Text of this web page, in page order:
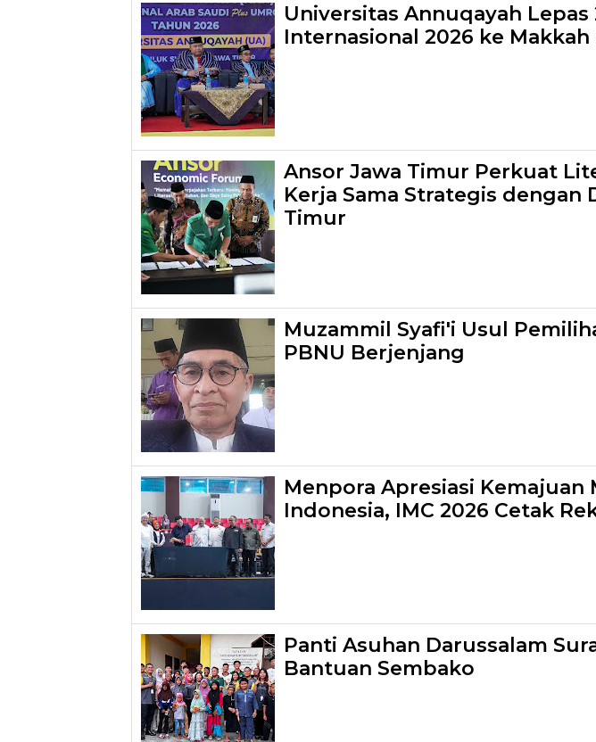
Universitas Annuqayah Lepas
Internasional 2026 ke
Ansor Jawa Timur Perkuat
Kerja Sama Strategis dengan
Timur
Muzammil Syafi'i Usul
PBNU Berjenjang
Menpora Apresiasi Kemajuan
Indonesia, IMC 2026 Cetak
Panti Asuhan Darussalam
Bantuan Sembako